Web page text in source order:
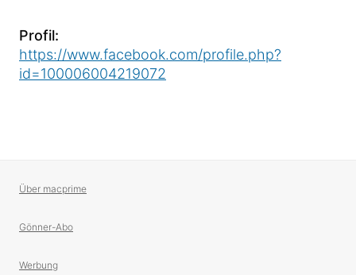
Profil:
https://www.facebook.com/profile.php?
id=100006004219072
Über macprime
Gönner-Abo
Werbung